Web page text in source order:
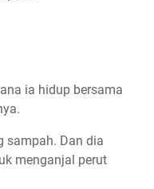
ia hidup bersama
sampah. Dan dia
menganjal perut